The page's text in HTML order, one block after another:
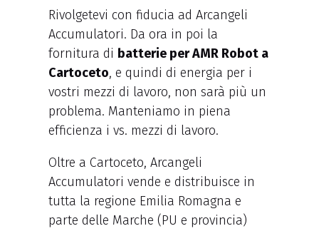
Rivolgetevi con fiducia ad Arcangeli
Accumulatori. Da ora in poi la
fornitura di batterie per AMR Robot a
Cartoceto, e quindi di energia per i
vostri mezzi di lavoro, non sarà più un
problema. Manteniamo in piena
efficienza i vs. mezzi di lavoro.
Oltre a Cartoceto, Arcangeli
Accumulatori vende e distribuisce in
tutta la regione Emilia Romagna e
parte delle Marche (PU e provincia)